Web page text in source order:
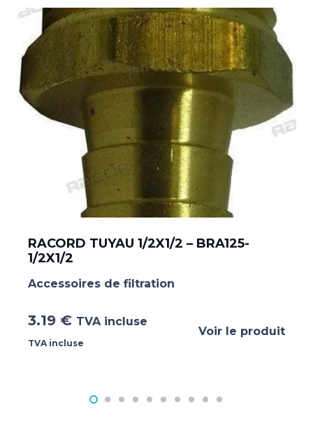
RACORD TUYAU 1/2X1/2 – BRA125-
1/2X1/2
Accessoires de filtration
3.19 € TVA incluse
TVA incluse
Voir le produit